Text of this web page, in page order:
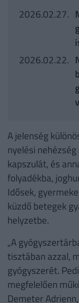
2026.02.27.
2026.02.22.
A jelenség
nyelési
kapszulát, és
folyadékba,
Idősek,
küzdő betegek
helyzetbe.
„A
tisztában azzal,
gyógyszerét.
megfelelően
Demeter